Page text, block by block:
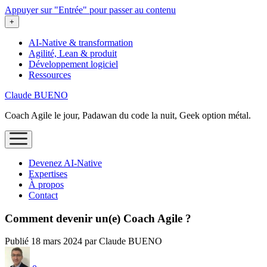
Appuyer sur "Entrée" pour passer au contenu
ouvrir
le
+
AI-Native & transformation
Agilité, Lean & produit
Développement logiciel
Ressources
Claude BUENO
Coach Agile le jour, Padawan du code la nuit, Geek option métal.
ouvrir
le
Devenez AI‑Native
Expertises
À propos
Contact
Comment devenir un(e) Coach Agile ?
Publié 18 mars 2024 par Claude BUENO